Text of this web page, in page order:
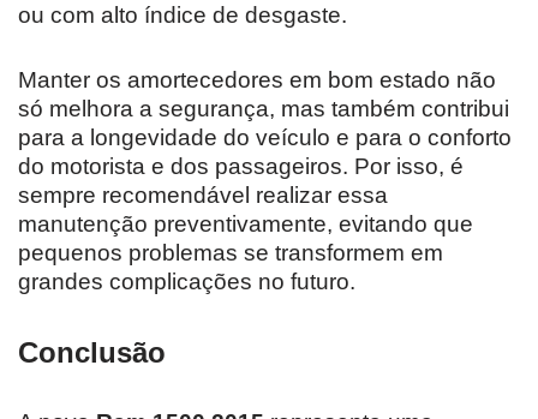
ou com alto índice de desgaste.
Manter os amortecedores em bom estado não
só melhora a segurança, mas também contribui
para a longevidade do veículo e para o conforto
do motorista e dos passageiros. Por isso, é
sempre recomendável realizar essa
manutenção preventivamente, evitando que
pequenos problemas se transformem em
grandes complicações no futuro.
Conclusão